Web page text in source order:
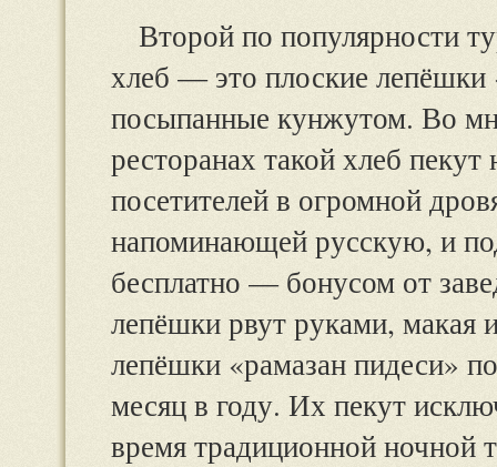
Второй по популярности
хлеб — это плоские лепёшки
посыпанные кунжутом. Во
ресторанах такой хлеб пекут
посетителей в огромной
напоминающей русскую, и
бесплатно — бонусом от
лепёшки рвут руками, макая
лепёшки «рамазан пидеси»
месяц в году. Их пекут
время традиционной ночной